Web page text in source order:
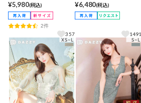
加】【明日花キララ着
用】褒められたの声！キ
レイな谷間魅せVカットに
ウエストチラ見せがSEXY
キャミソールタイトミニ
丈キャバドレス
¥5,980(税込)
2件
357
売1000枚以上×伊藤桃々着
用】男ウケNo.1輝くラメ
ツイード胸元ジップ×シア
バドレス[SML/3サイズ展
開]【入荷通知登録推奨】
¥6,480(税込)
1491